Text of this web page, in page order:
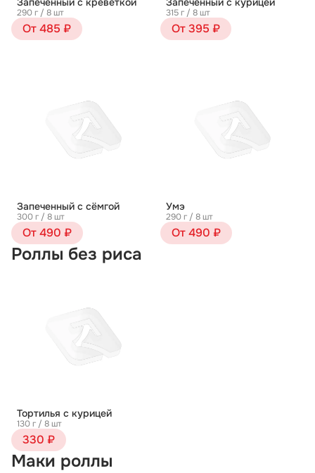
290 г / 8 шт
От 485 ₽
315 г / 8 шт
От 395 ₽
Запеченный с сёмгой
300 г / 8 шт
От 490 ₽
Умэ
290 г / 8 шт
От 490 ₽
Роллы без риса
Тортилья с курицей
130 г / 8 шт
330 ₽
Маки роллы